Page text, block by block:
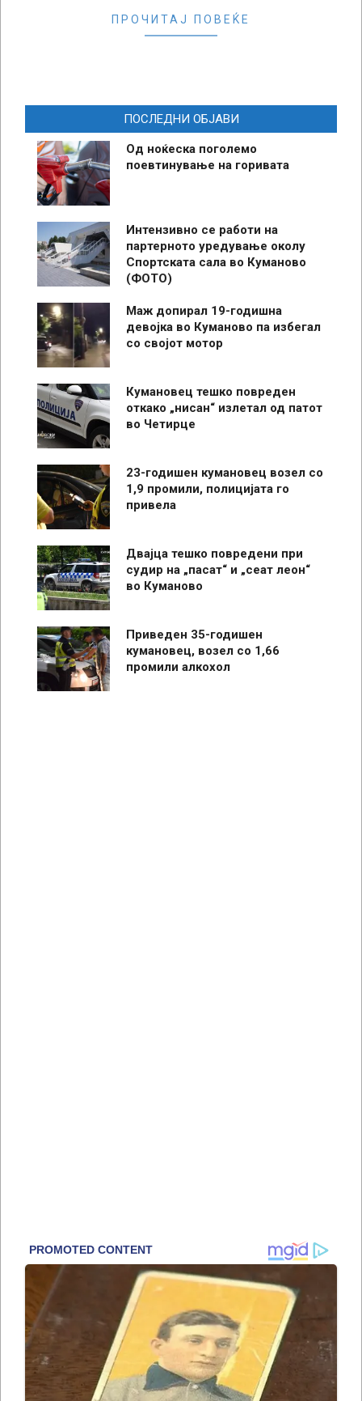
ПРОЧИТАЈ ПОВЕЌЕ
ПОСЛЕДНИ ОБЈАВИ
Од ноќеска поголемо
поевтинување на горивата
Интензивно се работи на
партерното уредување околу
Спортската сала во Куманово
(ФОТО)
Маж допирал 19-годишна
девојка во Куманово па избегал
со својот мотор
Кумановец тешко повреден
откако „нисан“ излетал од патот
во Четирце
23-годишен кумановец возел со
1,9 промили, полицијата го
привела
Двајца тешко повредени при
судир на „пасат“ и „сеат леон“
во Куманово
Приведен 35-годишен
кумановец, возел со 1,66
промили алкохол